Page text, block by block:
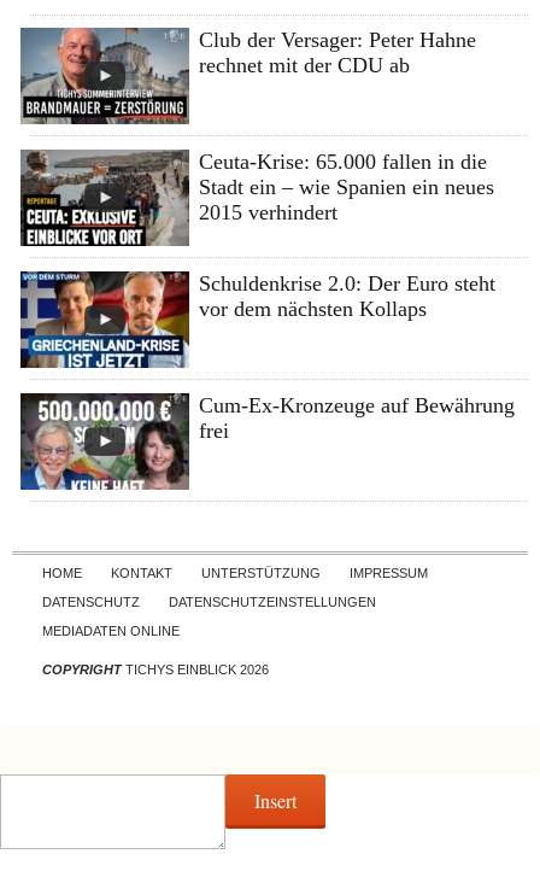
Club der Versager: Peter Hahne
rechnet mit der CDU ab
Ceuta-Krise: 65.000 fallen in die
Stadt ein – wie Spanien ein neues
2015 verhindert
Schuldenkrise 2.0: Der Euro steht
vor dem nächsten Kollaps
Cum-Ex-Kronzeuge auf Bewährung
frei
Skip to content
HOME KONTAKT UNTERSTÜTZUNG
IMPRESSUM
DATENSCHUTZ
DATENSCHUTZEINSTELLUNGEN
MEDIADATEN ONLINE
COPYRIGHTTICHYS EINBLICK 2026
Insert